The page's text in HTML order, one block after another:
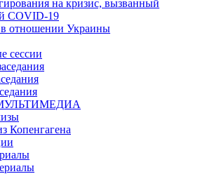
на кризис, вызванный
COVID-19
в отношении Украины
сессии
Копенгагена